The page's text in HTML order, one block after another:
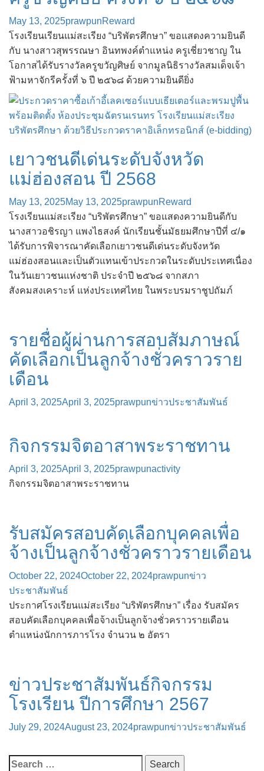
May 13, 2025prawpunReward
โรงเรียนเรียนแม่สะเรียง “บริพัตรศึกษา” ขอแสดงความยินดี
กับ นางสาวสุพรรณษา อินทพงค์ตำแหน่ง ครูเชี่ยวชาญ ใน
โอกาสได้รับรางวัลครูขวัญศิษย์ จากมูลนิธิรางวัลสมเด็จเจ้า
ฟ้ามหาจักรีครั้งที่ ๖ ปี ๒๕๖๘ ด้วยความยินดียิ่ง
เยาวชนดีเด่นระดับจังหวัด
แม่ฮ่องสอน ปี 2568
May 13, 2025May 13, 2025prawpunReward
โรงเรียนแม่สะเรียง “บริพัตรศึกษา” ขอแสดงความยินดีกับ
นางสาวอชิรญา แพงไธสงค์ นักเรียนชั้นมัธยมศึกษาปีที่ ๔/๑
ได้รับการพิจารณาคัดเลือกเยาวชนดีเด่นระดับจังหวัด
แม่ฮ่องสอนและเป็นตัวแทนเข้าประกวดในระดับประเทศเนื่อง
ในวันเยาวชนแห่งชาติ ประจำปี ๒๕๖๘ จากสภา
สังคมสงเคราะห์ แห่งประเทศไทย ในพระบรมราชูปถัมภ์
รายชื่อผู้ผ่านการสอบสัมภาษณ์
คัดเลือกเป็นลูกจ้างชั่วคราวราย
เดือน
April 3, 2025April 3, 2025prawpunข่าวประชาสัมพันธ์
กิจกรรมจิตอาสาพระราชทาน
April 3, 2025April 3, 2025prawpunactivity
กิจกรรมจิตอาสาพระราชทาน
รับสมัครสอบคัดเลือกบุคคลเพื่อ
จ้างเป็นลูกจ้างชั่วคราวรายเดือน
October 22, 2024October 22, 2024prawpunข่าว
ประชาสัมพันธ์
ประกาศโรงเรียนแม่สะเรียง “บริพัตรศึกษา” เรื่อง รับสมัคร
สอบคัดเลือกบุคคลเพื่อจ้างเป็นลูกจ้างชั่วคราวรายเดือน
ตำแหน่งนักการภารโรง จำนวน ๒ อัตรา
ข่าวประชาสัมพันธ์กิจกรรม
โรงเรียน ปีการศึกษา 2567
July 29, 2024August 23, 2024prawpunข่าวประชาสัมพันธ์
Search